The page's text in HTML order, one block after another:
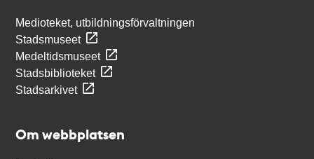
Medioteket, utbildningsförvaltningen
Stadsmuseet
Medeltidsmuseet
Stadsbiblioteket
Stadsarkivet
Om webbplatsen